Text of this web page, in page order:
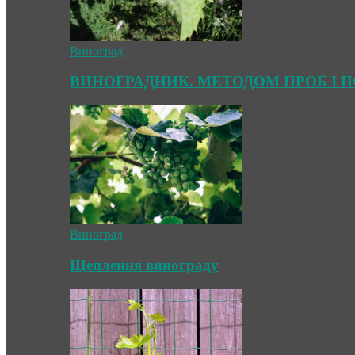
Виноград
ВИНОГРАДНИК. МЕТОДОМ ПРОБ І
Виноград
Щеплення винограду